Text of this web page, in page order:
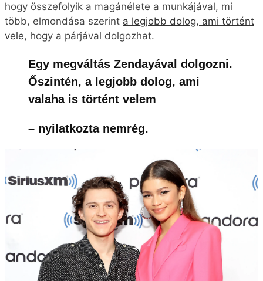
hogy összefolyik a magánélete a munkájával, mi
több, elmondása szerint a legjobb dolog, ami történt
vele, hogy a párjával dolgozhat.
Egy megváltás Zendayával dolgozni.
Őszintén, a legjobb dolog, ami
valaha is történt velem
– nyilatkozta nemrég.